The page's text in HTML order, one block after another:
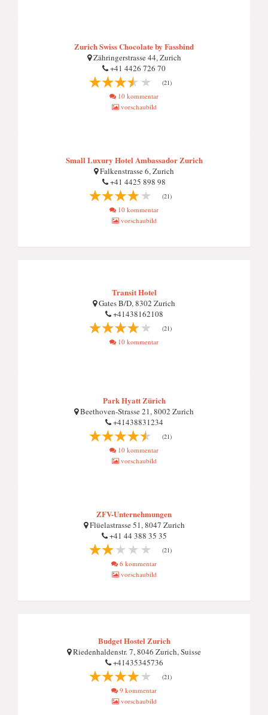
Zurich Swiss Chocolate by Fassbind
Zähringerstrasse 44, Zurich
+41 4426 726 70
(21)
10 kommentar
vorschaubild
Small Luxury Hotel Ambassador Zurich
Falkenstrasse 6, Zurich
+41 4425 898 98
(21)
10 kommentar
vorschaubild
Transit Hotel
Gates B/D, 8302 Zurich
+41438162108
(21)
10 kommentar
Park Hyatt Zürich
Beethoven-Strasse 21, 8002 Zurich
+41438831234
(21)
10 kommentar
vorschaubild
ZFV-Unternehmungen
Flüelastrasse 51, 8047 Zurich
+41 44 388 35 35
(21)
6 kommentar
vorschaubild
Budget Hostel Zurich
Riedenhaldenstr. 7, 8046 Zurich, Suisse
+41435345736
(21)
9 kommentar
vorschaubild